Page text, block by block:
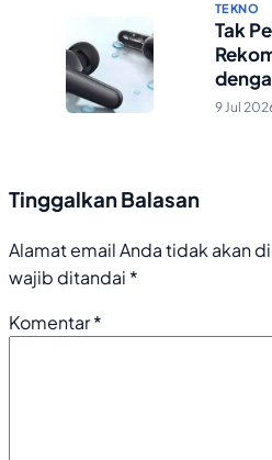
TEKNO
Tak
9 Jul
Tinggalkan Balasan
Alamat email Anda tidak akan
wajib ditandai *
Komentar*